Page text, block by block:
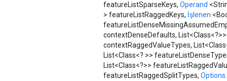
featureListSparseKeys, Operand
> featureListRaggedKeys, İşlenen
contextDenseDefaults,
contextRaggedValueTypes,
List<Class<? >>
List<Class<?>>
featureListRaggedSplitTypes,